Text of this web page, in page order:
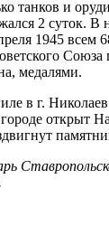
танков и
2 суток. В
1945 всем
Союза
медалями.
в г.
открыт